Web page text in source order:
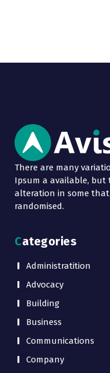
There are many
Ipsum a available, but
alteration in some
randomised.
Categories
Administratition
Advocacy
Building
Business
Communications
Company